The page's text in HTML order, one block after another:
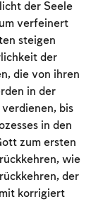
der Seele
verfeinert
steigen
der
die von ihren
in der
bis
in den
zum ersten
wie
der
korrigiert